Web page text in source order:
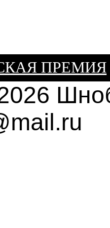
ПРЕМИЯ